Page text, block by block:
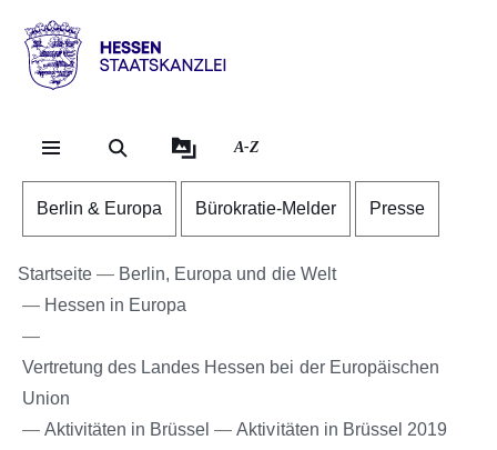
Hessen
Staatskanzlei
A-Z
Berlin & Europa Bürokratie-Melder Presse
Startseite
Berlin, Europa und die Welt
Hessen in Europa
Vertretung des Landes Hessen bei der Europäischen
Union
Aktivitäten in Brüssel
Aktivitäten in Brüssel 2019